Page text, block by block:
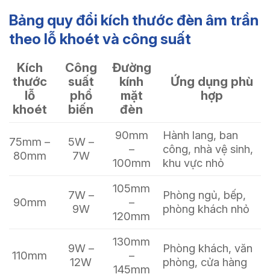
Bảng quy đổi kích thước đèn âm trần
theo lỗ khoét và công suất
Kích
thước
lỗ
khoét
Công
suất
phổ
biến
Đường
kính
mặt
đèn
Ứng dụng phù
hợp
75mm –
80mm
5W –
7W
90mm
–
100mm
Hành lang, ban
công, nhà vệ sinh,
khu vực nhỏ
90mm
7W –
9W
105mm
–
120mm
Phòng ngủ, bếp,
phòng khách nhỏ
110mm
9W –
12W
130mm
–
145mm
Phòng khách, văn
phòng, cửa hàng